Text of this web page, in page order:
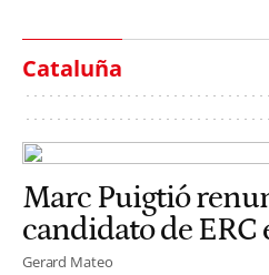
Cataluña
Marc Puigtió
candidato de ERC
Gerard Mateo